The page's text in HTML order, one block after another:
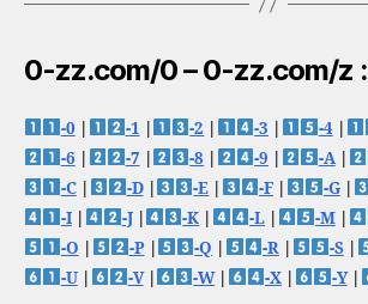
0-zz.com/0 – 0-zz.com/z :
-0 -1 -2 -3 -4|
-6
-7 -8 -9 -A|
-C| -D| -E -F -G|
-I| -J| -K -L -M|
-O
-P| -Q -R -S|
-U| -V| -W| -X -Y|